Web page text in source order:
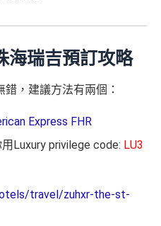
海瑞吉預訂攻略
，建議方法有兩個：
Express FHR
Luxury privilege code: LU3
travel/zuhxr-the-st-